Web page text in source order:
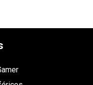
em contato pelo site